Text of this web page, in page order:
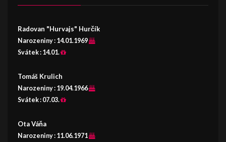
Radovan "Hurvajs" Hurčík
Narozeniny : 14.01.1969
Svátek : 14.01.
Tomáš Krulich
Narozeniny : 19.04.1966
Svátek : 07.03.
Ota Váňa
Narozeniny : 11.06.1971